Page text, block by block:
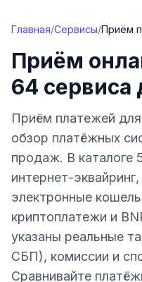
Главная/Сервисы/Приём
Приём
64 сервиса
Приём платежей
обзор платёжных
продаж. В каталоге
интернет-
электронные
криптоплатежи и
указаны реальные
СБП), комиссии и
Сравнивайте